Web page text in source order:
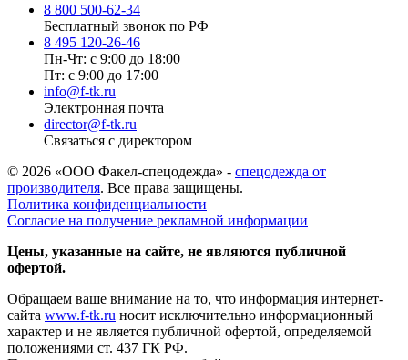
8 800 500-62-34
Бесплатный звонок по РФ
8 495 120-26-46
Пн-Чт: с 9:00 до 18:00
Пт: с 9:00 до 17:00
info@f-tk.ru
Электронная почта
director@f-tk.ru
Связаться с директором
© 2026 «ООО Факел-спецодежда» - спецодежда от
производителя. Все права защищены.
Политика конфиденциальности
Согласие на получение рекламной информации
Цены, указанные на сайте, не являются публичной
офертой.
Обращаем ваше внимание на то, что информация интернет-
сайта www.f-tk.ru носит исключительно информационный
характер и не является публичной офертой, определяемой
положениями ст. 437 ГК РФ.